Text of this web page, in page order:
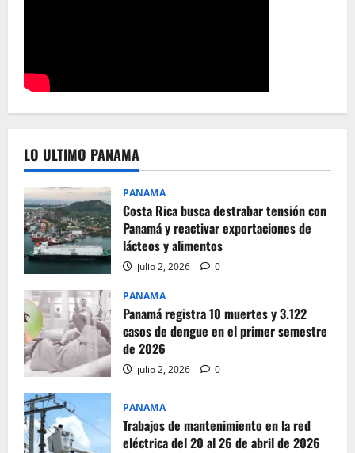
LO ULTIMO PANAMA
PANAMA
Costa Rica busca destrabar tensión con
Panamá y reactivar exportaciones de
lácteos y alimentos
julio 2, 2026 0
PANAMA
Panamá registra 10 muertes y 3.122
casos de dengue en el primer semestre
de 2026
julio 2, 2026 0
PANAMA
Trabajos de mantenimiento en la red
eléctrica del 20 al 26 de abril de 2026